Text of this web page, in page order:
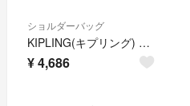
ショルダーバッグ
KIPLING(キプリング) レディース バッグ ショルダー
¥4,686